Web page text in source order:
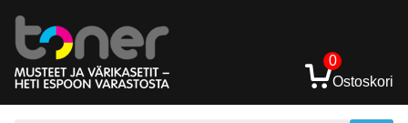
0
Ostoskori